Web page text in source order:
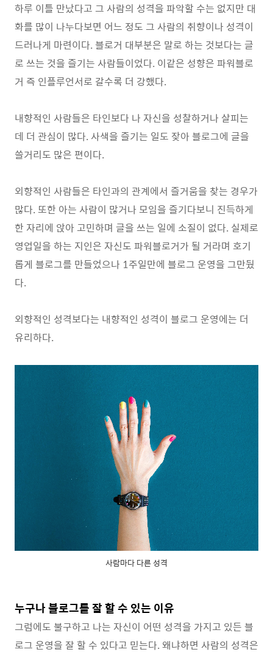
하루 이틀 만났다고 그 사람의 성격을 파악할 수는 없지만 대
화를 많이 나누다보면 어느 정도 그 사람의 취향이나 성격이
드러나게 마련이다. 블로거 대부분은 말로 하는 것보다는 글
로 쓰는 것을 즐기는 사람들이었다. 이같은 성향은 파워블로
거 즉 인플루언서로 갈수록 더 강했다.
내향적인 사람들은 타인보다 나 자신을 성찰하거나 살피는
데 더 관심이 많다. 사색을 즐기는 일도 잦아 블로그에 글을
쓸거리도 많은 편이다.
외향적인 사람들은 타인과의 관계에서 즐거움을 찾는 경우가
많다. 또한 아는 사람이 많거나 모임을 즐기다보니 진득하게
한 자리에 앉아 고민하며 글을 쓰는 일에 소질이 없다. 실제로
영업일을 하는 지인은 자신도 파워블로거가 될 거라며 호기
롭게 블로그를 만들었으나 1주일만에 블로그 운영을 그만뒀
다.
외향적인 성격보다는 내향적인 성격이 블로그 운영에는 더
유리하다.
사람마다 다른 성격
누구나 블로그를 잘 할 수 있는 이유
그럼에도 불구하고 나는 자신이 어떤 성격을 가지고 있든 블
로그 운영을 잘 할 수 있다고 믿는다. 왜냐하면 사람의 성격은